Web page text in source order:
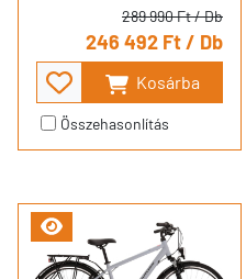
289 990 Ft/ Db
246 492 Ft/ Db
Kosárba
Összehasonlítás